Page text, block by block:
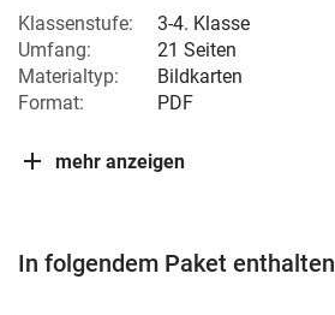
Klassenstufe:
3-4. Klasse
Umfang:
21 Seiten
Materialtyp:
Bildkarten
Format:
PDF
mehr anzeigen
In folgendem Paket enthalten